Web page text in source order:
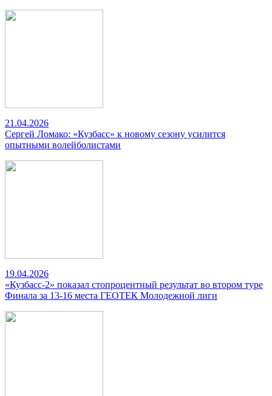
21.04.2026
Сергей Ломако: «Кузбасс» к новому сезону усилится
опытными волейболистами
19.04.2026
«Кузбасс-2» показал стопроцентный результат во втором туре
Финала за 13-16 места ГЕОТЕК Молодежной лиги